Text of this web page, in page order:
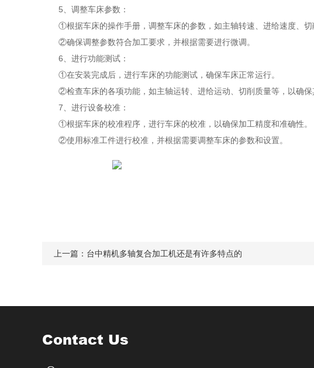
5、调整车床参数：
①根据车床的操作手册，调整车床的参数，如主轴转速、进给速度、切
②确保调整参数符合加工要求，并根据需要进行微调。
6、进行功能测试：
①在安装完成后，进行车床的功能测试，确保车床正常运行。
②检查车床的各项功能，如主轴运转、进给运动、切削质量等，以确保
7、进行设备校准：
①根据车床的校准程序，进行车床的校准，以确保加工精度和准确性。
②使用标准工件进行校准，并根据需要调整车床的参数和设置。
上一篇： 台中精机多轴复合加工机还是有许多特点的
Contact Us